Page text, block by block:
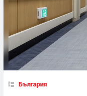
България